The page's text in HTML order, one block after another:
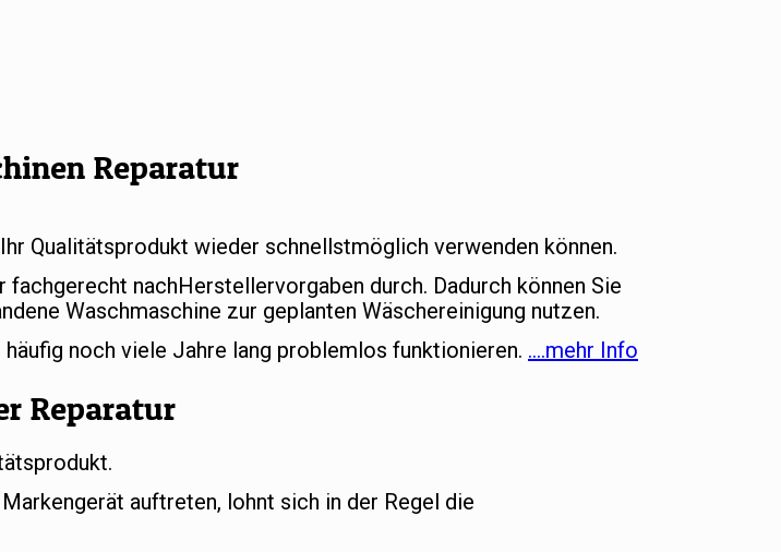
Reparatur
Qualitätsprodukt wieder schnellstmöglich verwenden können.
nachHerstellervorgaben durch. Dadurch können Sie
Waschmaschine zur geplanten Wäschereinigung nutzen.
noch viele Jahre lang problemlos funktionieren. ….mehr Info
Reparatur
auftreten, lohnt sich in der Regel die